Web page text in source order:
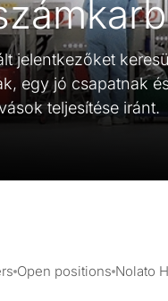
jelentkezőket
egy jó csapatnak
teljesítése iránt.
Open positions Nolato